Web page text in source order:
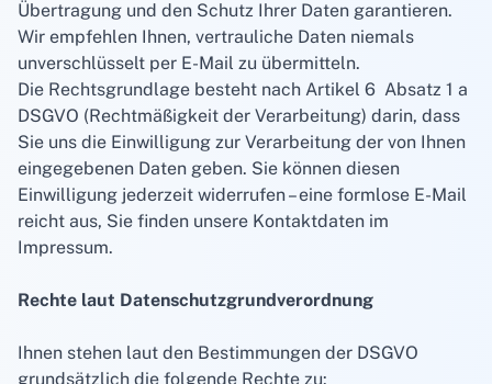
Übertragung und den Schutz Ihrer Daten garantieren.
Wir empfehlen Ihnen, vertrauliche Daten niemals
unverschlüsselt per E-Mail zu übermitteln.
Die Rechtsgrundlage besteht nach Artikel 6 Absatz 1 a
DSGVO (Rechtmäßigkeit der Verarbeitung) darin, dass
Sie uns die Einwilligung zur Verarbeitung der von Ihnen
eingegebenen Daten geben. Sie können diesen
Einwilligung jederzeit widerrufen – eine formlose E-Mail
reicht aus, Sie finden unsere Kontaktdaten im
Impressum.
Rechte laut Datenschutzgrundverordnung
Ihnen stehen laut den Bestimmungen der DSGVO
grundsätzlich die folgende Rechte zu: